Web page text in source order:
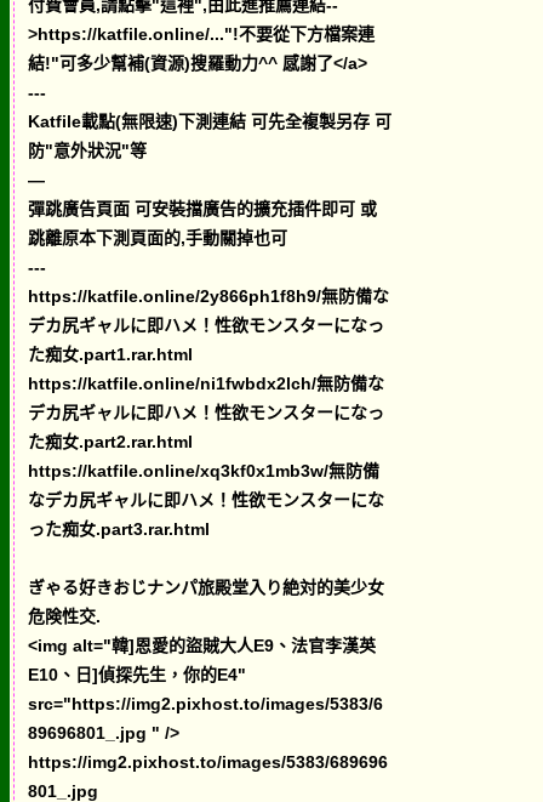
付費會員,請點擊"這裡",由此進推薦連結--
>https://katfile.online/..."!不要從下方檔案連
結!"可多少幫補(資源)搜羅動力^^ 感謝了</a>
---
Katfile載點(無限速)下測連結 可先全複製另存 可
防"意外狀況"等
—
彈跳廣告頁面 可安裝擋廣告的擴充插件即可 或
跳離原本下測頁面的,手動關掉也可
---
https://katfile.online/2y866ph1f8h9/無防備な
デカ尻ギャルに即ハメ！性欲モンスターになっ
た痴女.part1.rar.html
https://katfile.online/ni1fwbdx2lch/無防備な
デカ尻ギャルに即ハメ！性欲モンスターになっ
た痴女.part2.rar.html
https://katfile.online/xq3kf0x1mb3w/無防備
なデカ尻ギャルに即ハメ！性欲モンスターにな
った痴女.part3.rar.html
ぎゃる好きおじナンパ旅殿堂入り絶対的美少女
危険性交.
<img alt="韓]恩愛的盜賊大人E9、法官李漢英
E10、日]偵探先生，你的E4"
src="https://img2.pixhost.to/images/5383/6
89696801_.jpg " />
https://img2.pixhost.to/images/5383/689696
801_.jpg